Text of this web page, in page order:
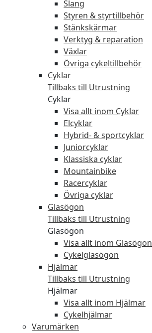
Slang
Styren & styrtillbehör
Stänkskärmar
Verktyg & reparation
Växlar
Övriga cykeltillbehör
Cyklar
Tillbaks till Utrustning
Cyklar
Visa allt inom Cyklar
Elcyklar
Hybrid- & sportcyklar
Juniorcyklar
Klassiska cyklar
Mountainbike
Racercyklar
Övriga cyklar
Glasögon
Tillbaks till Utrustning
Glasögon
Visa allt inom Glasögon
Cykelglasögon
Hjälmar
Tillbaks till Utrustning
Hjälmar
Visa allt inom Hjälmar
Cykelhjälmar
Varumärken